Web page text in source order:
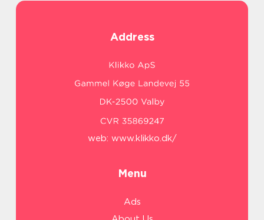
Address
web: www.klikko.dk/
Menu
Ads